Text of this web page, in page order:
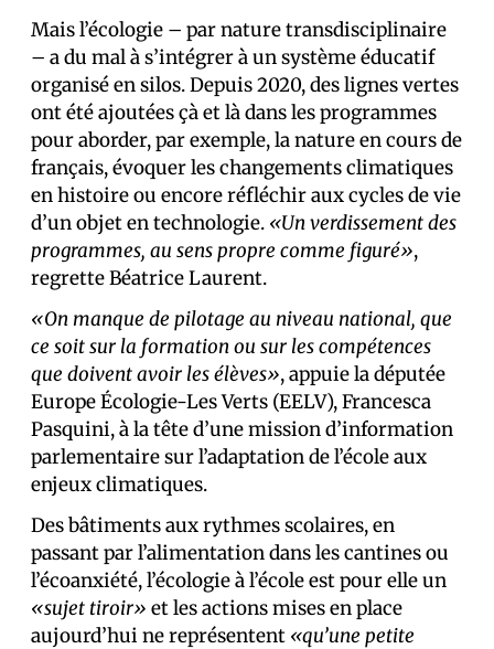
Mais l’écologie – par nature transdisciplinaire
– a du mal à s’intégrer à un système éducatif
organisé en silos. Depuis 2020, des lignes vertes
ont été ajoutées çà et là dans les programmes
pour aborder, par exemple, la nature en cours de
français, évoquer les changements climatiques
en histoire ou encore réfléchir aux cycles de vie
d’un objet en technologie. «Un verdissement des
programmes, au sens propre comme figuré»,
regrette Béatrice Laurent.
«On manque de pilotage au niveau national, que
ce soit sur la formation ou sur les compétences
que doivent avoir les élèves», appuie la députée
Europe Écologie-Les Verts (EELV), Francesca
Pasquini, à la tête d’une mission d’information
parlementaire sur l’adaptation de l’école aux
enjeux climatiques.
Des bâtiments aux rythmes scolaires, en
passant par l’alimentation dans les cantines ou
l’écoanxiété, l’écologie à l’école est pour elle un
«sujet tiroir» et les actions mises en place
aujourd’hui ne représentent «qu’une petite